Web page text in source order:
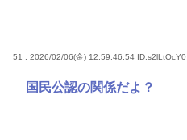
51 : 2026/02/06(金) 12:59:46.54 ID:s2lLtOcY0
国民公認の関係だよ？